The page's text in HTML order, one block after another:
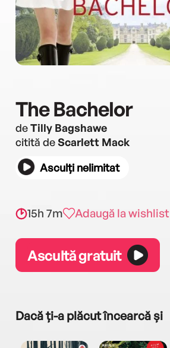
The Bachelor
deTilly Bagshawe
citită deScarlett Mack
Asculți nelimitat
15h 7m Adaugă la wishlist
Ascultă gratuit
Dacă ți-a plăcut încearcă și